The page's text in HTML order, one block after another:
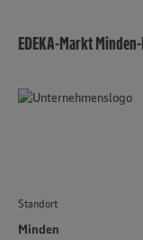
EDEKA-Markt
Standort
Minden